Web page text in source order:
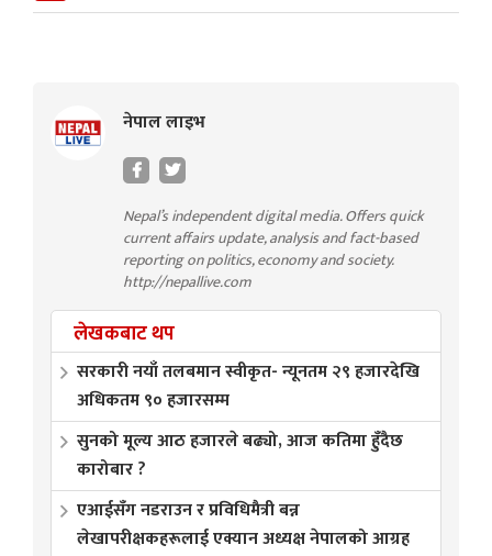
नेपाल लाइभ
Nepal’s independent digital media. Offers quick
current affairs update, analysis and fact-based
reporting on politics, economy and society.
http://nepallive.com
लेखकबाट थप
सरकारी नयाँ तलबमान स्वीकृत- न्यूनतम २९ हजारदेखि
अधिकतम ९० हजारसम्म
सुनको मूल्य आठ हजारले बढ्यो, आज कतिमा हुँदैछ
कारोबार ?
एआईसँग नडराउन र प्रविधिमैत्री बन्न
लेखापरीक्षकहरूलाई एक्यान अध्यक्ष नेपालको आग्रह